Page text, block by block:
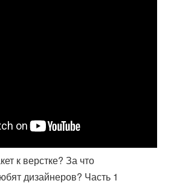
к верстке? За что
дизайнеров? Часть 1